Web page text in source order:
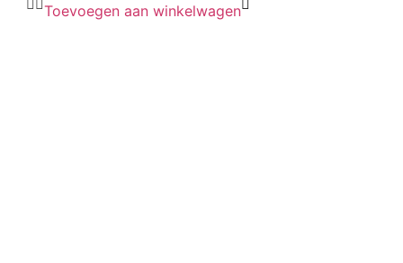
Toevoegen aan winkelwagen